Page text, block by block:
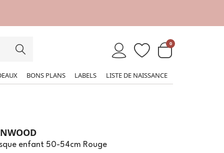
0
BONS PLANS LABELS LISTE DE NAISSANCE
enfant 50-54cm Rouge